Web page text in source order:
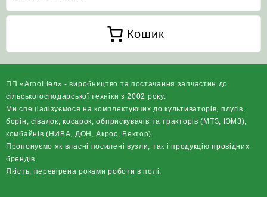
Кошик
ПП «АгроШел» - виробництво та постачання запчастин до
сільськогосподарської техніки з 2002 року.
Ми спеціалізуємося на комплектуючих до культиваторів, плугів,
борін, сівалок, косарок, обприскувачів та тракторів (МТЗ, ЮМЗ),
комбайнів (НИВА, ДОН, Акрос, Вектор).
Пропонуємо як власні посилені вузли, так і продукцію провідних
брендів.
Якість, перевірена роками роботи в полі.